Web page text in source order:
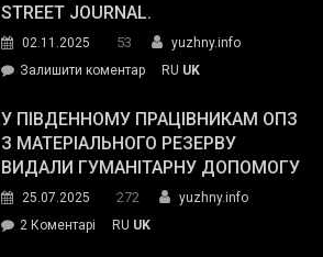
STREET JOURNAL.
02.11.2025 53
yuzhny.info
Залишити коментарon
завойовує
симпатії
виборців
The
RU UK
У ПІВДЕННОМУ ПРАЦІВНИКАМ ОПЗ
З МАТЕРІАЛЬНОГО РЕЗЕРВУ
ВИДАЛИ ГУМАНІТАРНУ ДОПОМОГУ
25.07.2025 272
yuzhny.info
2 Коментарі
RU UK